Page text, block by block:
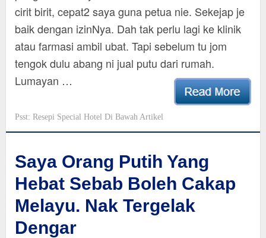
cirit birit, cepat2 saya guna petua nie. Sekejap je
baik dengan izinNya. Dah tak perlu lagi ke klinik
atau farmasi ambil ubat. Tapi sebelum tu jom
tengok dulu abang ni jual putu dari rumah.
Lumayan …
Psst: Resepi Special Hotel Di Bawah Artikel
Saya Orang Putih Yang
Hebat Sebab Boleh Cakap
Melayu. Nak Tergelak
Dengar